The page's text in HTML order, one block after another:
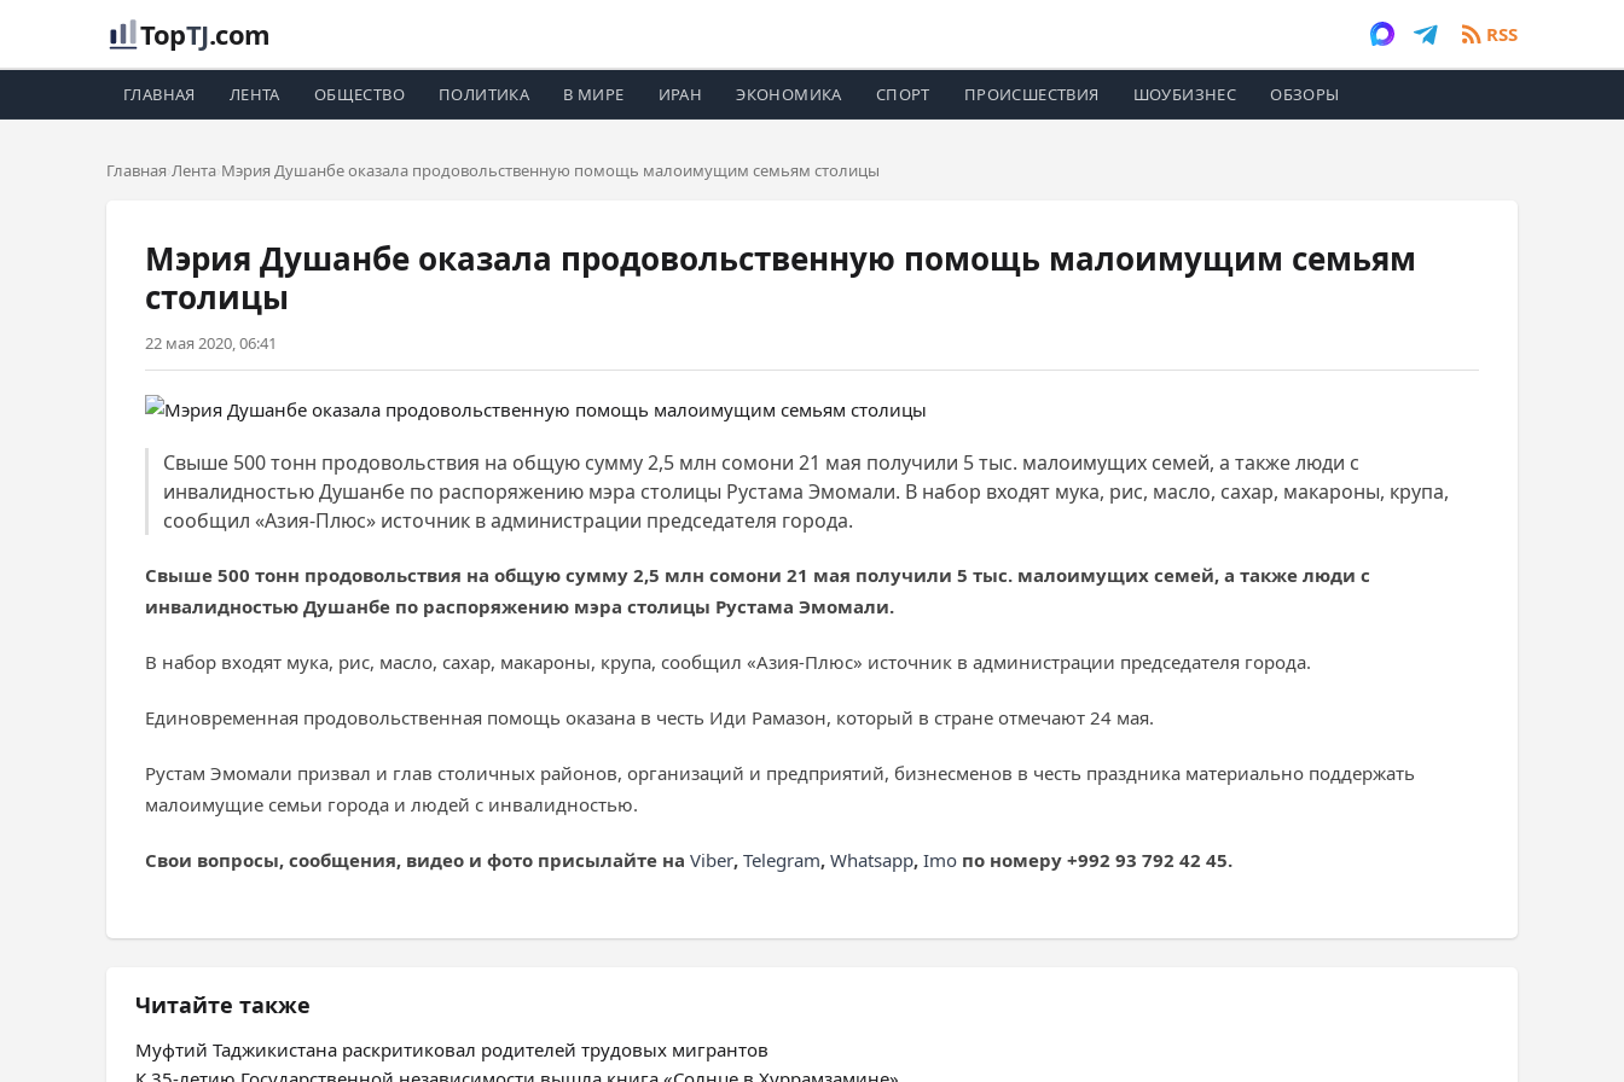
TopTJ.com RSS
ГЛАВНАЯ ЛЕНТА ОБЩЕСТВО ПОЛИТИКА В МИРЕ ИРАН ЭКОНОМИКА СПОРТ ПРОИСШЕСТВИЯ ШОУБИЗНЕС ОБЗОРЫ
Главная Лента Мэрия Душанбе оказала продовольственную помощь малоимущим семьям столицы
Мэрия Душанбе оказала продовольственную помощь малоимущим семьям
столицы
22 мая 2020, 06:41
Свыше 500 тонн продовольствия на общую сумму 2,5 млн сомони 21 мая получили 5 тыс. малоимущих семей, а также люди с
инвалидностью Душанбе по распоряжению мэра столицы Рустама Эмомали. В набор входят мука, рис, масло, сахар, макароны, крупа,
сообщил «Азия-Плюс» источник в администрации председателя города.
Свыше 500 тонн продовольствия на общую сумму 2,5 млн сомони 21 мая получили 5 тыс. малоимущих семей, а также люди с
инвалидностью Душанбе по распоряжению мэра столицы Рустама Эмомали.
В набор входят мука, рис, масло, сахар, макароны, крупа, сообщил «Азия-Плюс» источник в администрации председателя города.
Единовременная продовольственная помощь оказана в честь Иди Рамазон, который в стране отмечают 24 мая.
Рустам Эмомали призвал и глав столичных районов, организаций и предприятий, бизнесменов в честь праздника материально поддержать
малоимущие семьи города и людей с инвалидностью.
Свои вопросы, сообщения, видео и фото присылайте на Viber, Telegram, Whatsapp, Imo по номеру +992 93 792 42 45.
Читайте также
Муфтий Таджикистана раскритиковал родителей трудовых мигрантов